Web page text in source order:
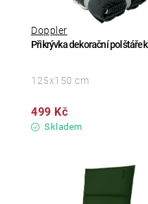
Přikrývka dekorační polštářek
Doppler
Skladem
499 Kč
125x150 cm